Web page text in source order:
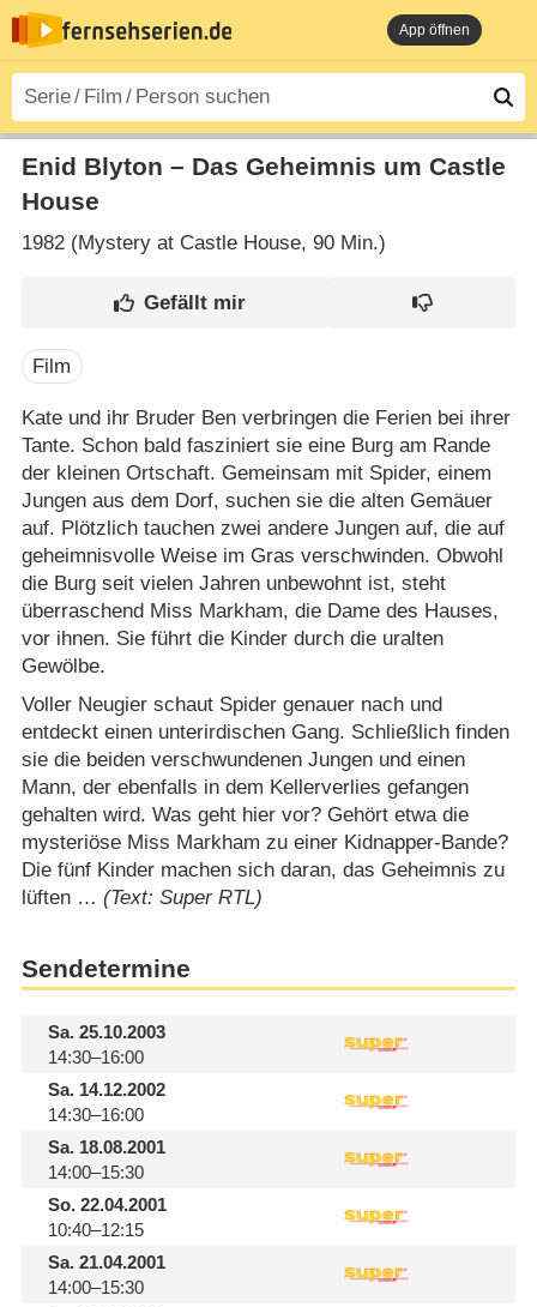
App öffnen
Enid Blyton – Das Geheimnis um Castle
House
1982 (Mystery at Castle House‎, 90 Min.)
Film
Kate und ihr Bruder Ben verbringen die Ferien bei ihrer
Tante. Schon bald fasziniert sie eine Burg am Rande
der kleinen Ortschaft. Gemeinsam mit Spider, einem
Jungen aus dem Dorf, suchen sie die alten Gemäuer
auf. Plötzlich tauchen zwei andere Jungen auf, die auf
geheimnisvolle Weise im Gras verschwinden. Obwohl
die Burg seit vielen Jahren unbewohnt ist, steht
überraschend Miss Markham, die Dame des Hauses,
vor ihnen. Sie führt die Kinder durch die uralten
Gewölbe.
Voller Neugier schaut Spider genauer nach und
entdeckt einen unterirdischen Gang. Schließlich finden
sie die beiden verschwundenen Jungen und einen
Mann, der ebenfalls in dem Kellerverlies gefangen
gehalten wird. Was geht hier vor? Gehört etwa die
mysteriöse Miss Markham zu einer Kidnapper-Bande?
Die fünf Kinder machen sich daran, das Geheimnis zu
lüften … (Text: Super RTL)
Sendetermine
Sa.25.10.2003
14:30–16:00
Sa.14.12.2002
14:30–16:00
Sa.18.08.2001
14:00–15:30
So.22.04.2001
10:40–12:15
Sa.21.04.2001
14:00–15:30